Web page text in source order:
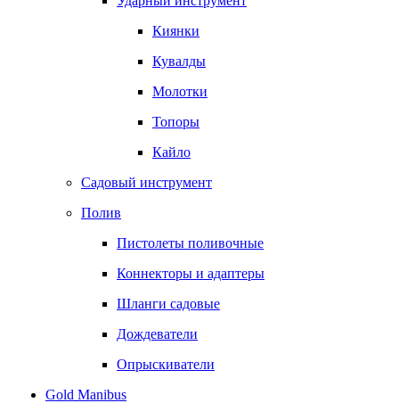
Киянки
Кувалды
Молотки
Топоры
Кайло
Садовый инструмент
Полив
Пистолеты поливочные
Коннекторы и адаптеры
Шланги садовые
Дождеватели
Опрыскиватели
Gold Manibus